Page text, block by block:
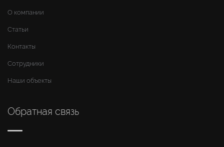
О компании
Статьи
Контакты
Сотрудники
Наши объекты
Обратная связь